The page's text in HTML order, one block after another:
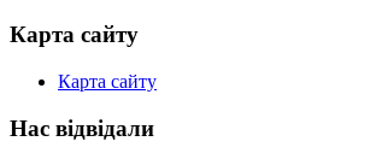
Карта сайту
Карта сайту
Нас відвідали